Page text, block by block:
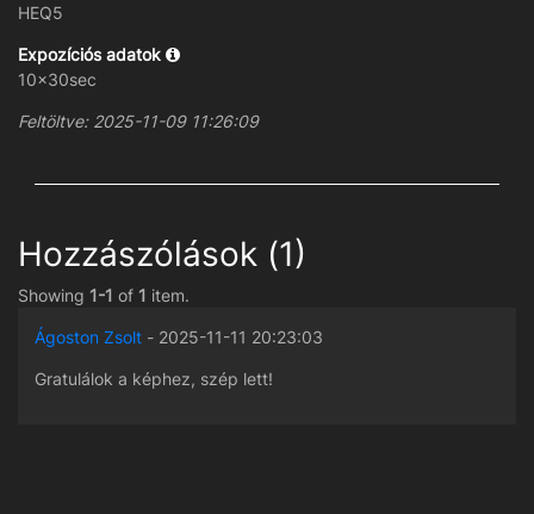
HEQ5
Expozíciós adatok
10x30sec
Feltöltve: 2025-11-09 11:26:09
Hozzászólások (1)
Showing 1-1 of 1 item.
Ágoston Zsolt - 2025-11-11 20:23:03
Gratulálok a képhez, szép lett!